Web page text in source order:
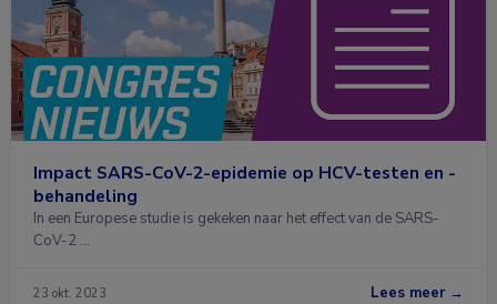
Impact SARS-CoV-2-epidemie op HCV-testen en -
behandeling
In een Europese studie is gekeken naar het effect van de SARS-
CoV-2 …
23 okt. 2023 Lees meer →